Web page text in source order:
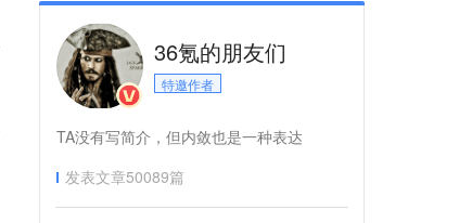
36氪的朋友们
特邀作者
TA没有写简介，但内敛也是一种表达
发表文章50089篇